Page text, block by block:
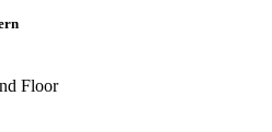
Floor